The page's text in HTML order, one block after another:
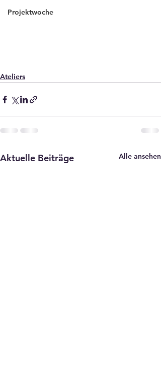
Projektwoche
Ateliers
Aktuelle Beiträge Alle ansehen